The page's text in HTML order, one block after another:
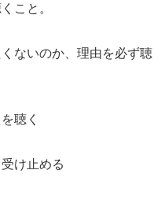
こと。
ないのか、理由を必ず聴
聴く
け止める